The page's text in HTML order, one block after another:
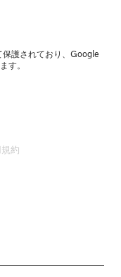
護されており、Google
す。
約